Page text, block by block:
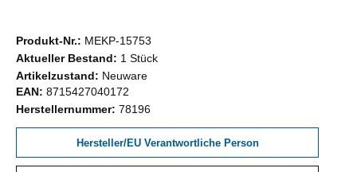
Produkt-Nr.: MEKP-15753
Aktueller Bestand: 1 Stück
Artikelzustand: Neuware
EAN: 8715427040172
Herstellernummer: 78196
Hersteller/EU Verantwortliche Person